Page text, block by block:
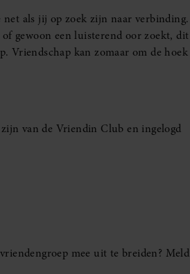
als jij op zoek zijn naar verbinding.
gewoon een luisterend oor zoekt, dit
Vriendschap kan zomaar om de hoek
van de Vriendin Club en ingelogd
mee uit te breiden? Meld